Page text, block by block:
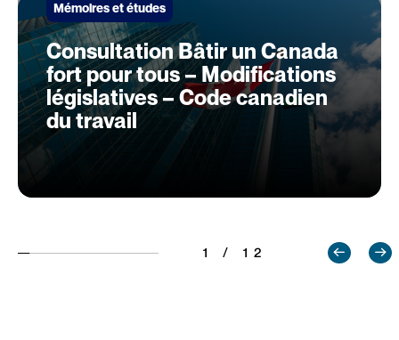
Mémoires et études
Consultation Bâtir un Canada
fort pour tous – Modifications
législatives – Code canadien
du travail
1 / 12